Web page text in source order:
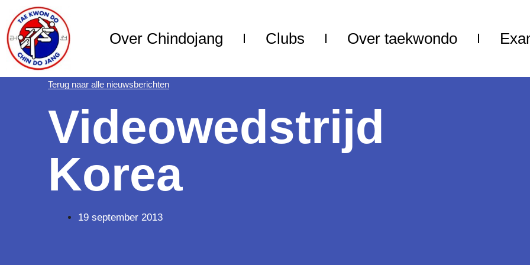
Over Chindojang Clubs Over taekwondo
Terug naar alle nieuwsberichten
Videowedstrijd
Korea
19 september 2013